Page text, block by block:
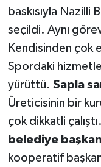
baskısıyla Nazilli
seçildi. Aynı
Kendisinden çok
Spordaki
yürüttü. Sapla
Üreticisinin bir
çok dikkatli çalıştı.
belediye
kooperatif